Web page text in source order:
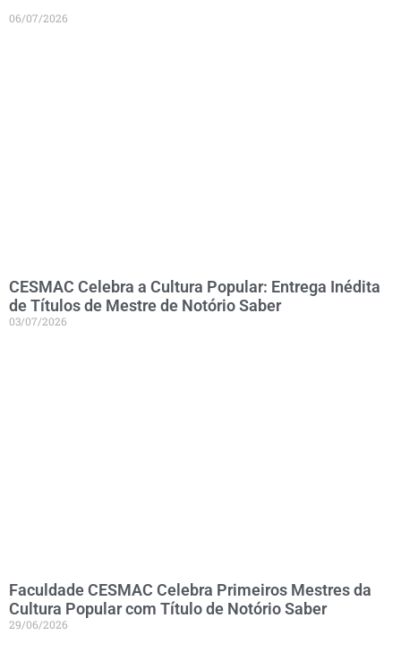
06/07/2026
CESMAC Celebra a Cultura Popular: Entrega Inédita
de Títulos de Mestre de Notório Saber
03/07/2026
Faculdade CESMAC Celebra Primeiros Mestres da
Cultura Popular com Título de Notório Saber
29/06/2026